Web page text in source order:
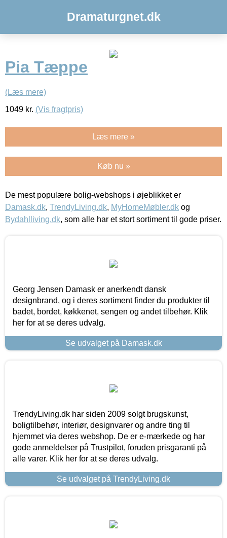
Dramaturgnet.dk
Pia Tæppe
(Læs mere)
1049 kr. (Vis fragtpris)
Læs mere »
Køb nu »
De mest populære bolig-webshops i øjeblikket er
Damask.dk, TrendyLiving.dk, MyHomeMøbler.dk og
Bydahlliving.dk, som alle har et stort sortiment til gode priser.
Georg Jensen Damask er anerkendt dansk
designbrand, og i deres sortiment finder du produkter til
badet, bordet, køkkenet, sengen og andet tilbehør. Klik
her for at se deres udvalg.
Se udvalget på Damask.dk
TrendyLiving.dk har siden 2009 solgt brugskunst,
boligtilbehør, interiør, designvarer og andre ting til
hjemmet via deres webshop. De er e-mærkede og har
gode anmeldelser på Trustpilot, foruden prisgaranti på
alle varer. Klik her for at se deres udvalg.
Se udvalget på TrendyLiving.dk